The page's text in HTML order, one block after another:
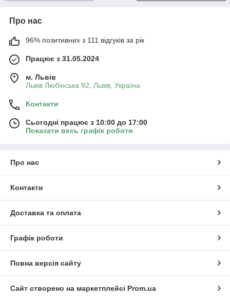
Про нас
96% позитивних з 111 відгуків за рік
Працює з 31.05.2024
м. Львів
Львів Любінська 92, Львів, Україна
Контакти
Сьогодні працює з 10:00 до 17:00
Показати весь графік роботи
Про нас
Контакти
Доставка та оплата
Графік роботи
Повна версія сайту
Сайт створено на маркетплейсі Prom.ua